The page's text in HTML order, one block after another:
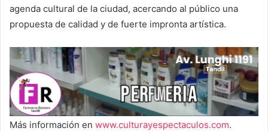
agenda cultural de la ciudad, acercando al público una
propuesta de calidad y de fuerte impronta artística.
Más información en www.culturayespectaculos.com.